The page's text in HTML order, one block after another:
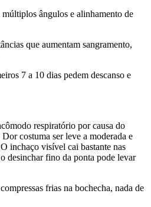
ângulos e alinhamento de
que aumentam sangramento,
7 a 10 dias pedem descanso e
respiratório por causa do
costuma ser leve a moderada e
inchaço visível cai bastante nas
desinchar fino da ponta pode levar
frias na bochecha, nada de